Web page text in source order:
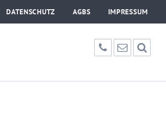
DATENSCHUTZ AGBS IMPRESSUM